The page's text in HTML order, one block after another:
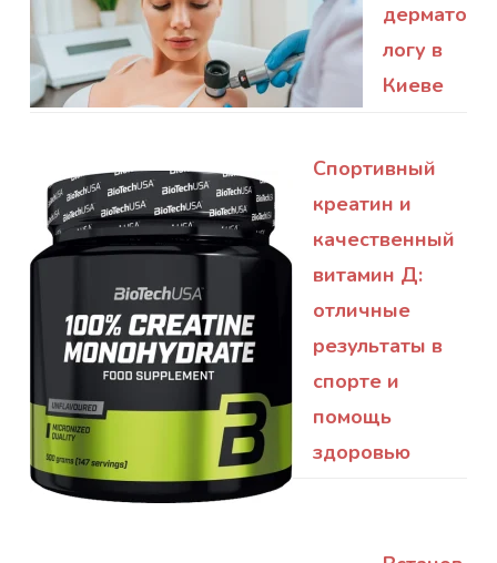
дермато
логу в
Киеве
Спортивный
креатин и
качественный
витамин Д:
отличные
результаты в
спорте и
помощь
здоровью